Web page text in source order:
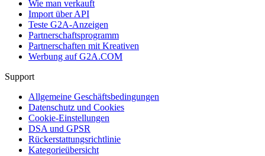
Wie man verkauft
Import über API
Teste G2A-Anzeigen
Partnerschaftsprogramm
Partnerschaften mit Kreativen
Werbung auf G2A.COM
Support
Allgemeine Geschäftsbedingungen
Datenschutz und Cookies
Cookie-Einstellungen
DSA und GPSR
Rückerstattungsrichtlinie
Kategorieübersicht